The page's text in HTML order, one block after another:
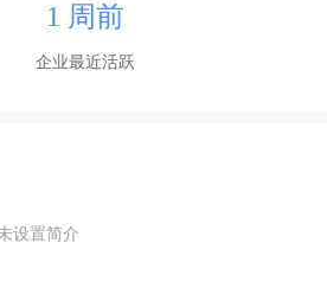
1 周前
企业最近活跃
设置简介